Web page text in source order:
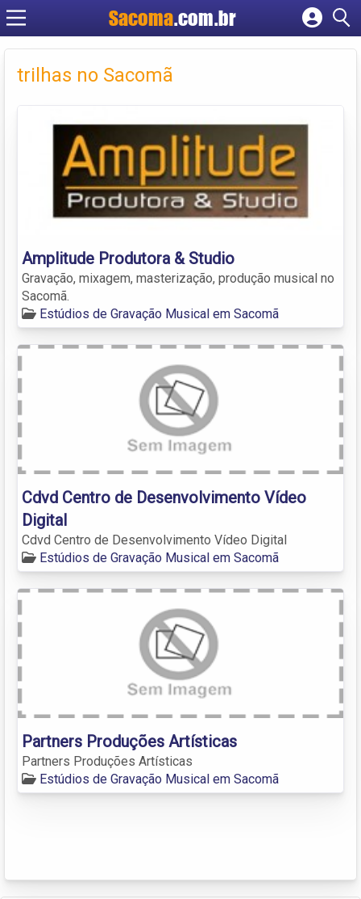
Sacoma.com.br
Cadastrar empresa
Fazer login
Criar conta
trilhas no Sacomã
Amplitude Produtora & Studio
Gravação, mixagem, masterização, produção musical no
Sacomã.
Estúdios de Gravação Musical em Sacomã
Cdvd Centro de Desenvolvimento Vídeo
Digital
Cdvd Centro de Desenvolvimento Vídeo Digital
Estúdios de Gravação Musical em Sacomã
Partners Produções Artísticas
Partners Produções Artísticas
Estúdios de Gravação Musical em Sacomã